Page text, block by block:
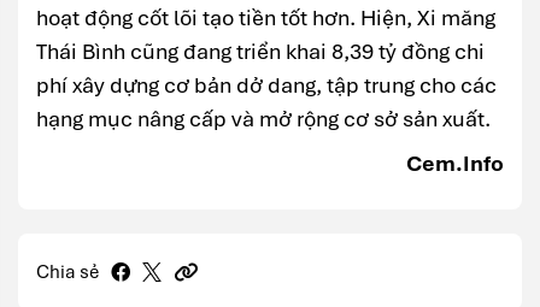
hoạt động cốt lõi tạo tiền tốt hơn. Hiện, Xi măng
Thái Bình cũng đang triển khai 8,39 tỷ đồng chi
phí xây dựng cơ bản dở dang, tập trung cho các
hạng mục nâng cấp và mở rộng cơ sở sản xuất.
Cem.Info
Chia sẻ